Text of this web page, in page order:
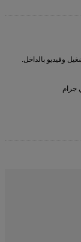
وفيديو بالداخل.